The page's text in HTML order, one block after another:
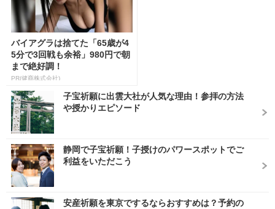
バイアグラは捨てた「65歳が4
5分で3回戦も余裕」980円で朝
まで絶好調！
PR(健商株式会社)
子宝祈願に出雲大社が人気な理由！参拝の方法
や授かりエピソード
静岡で子宝祈願！子授けのパワースポットでご
利益をいただこう
安産祈願を東京でするならおすすめは？予約の